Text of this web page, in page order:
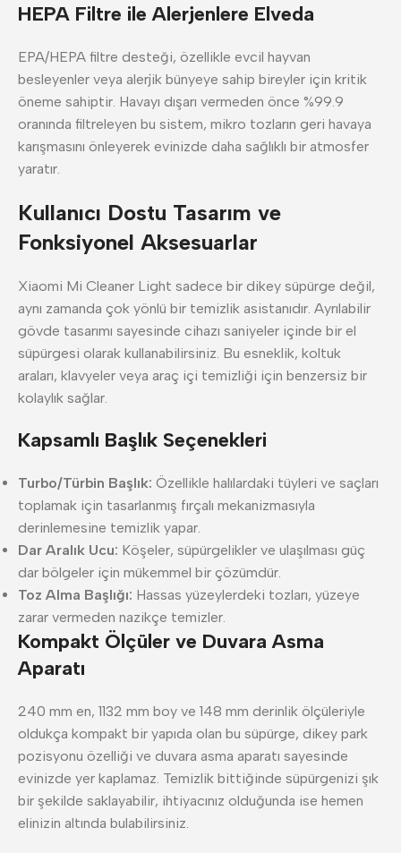
HEPA Filtre ile Alerjenlere Elveda
EPA/HEPA filtre desteği, özellikle evcil hayvan
besleyenler veya alerjik bünyeye sahip bireyler için kritik
öneme sahiptir. Havayı dışarı vermeden önce %99.9
oranında filtreleyen bu sistem, mikro tozların geri havaya
karışmasını önleyerek evinizde daha sağlıklı bir atmosfer
yaratır.
Kullanıcı Dostu Tasarım ve
Fonksiyonel Aksesuarlar
Xiaomi Mi Cleaner Light sadece bir dikey süpürge değil,
aynı zamanda çok yönlü bir temizlik asistanıdır. Ayrılabilir
gövde tasarımı sayesinde cihazı saniyeler içinde bir el
süpürgesi olarak kullanabilirsiniz. Bu esneklik, koltuk
araları, klavyeler veya araç içi temizliği için benzersiz bir
kolaylık sağlar.
Kapsamlı Başlık Seçenekleri
Turbo/Türbin Başlık: Özellikle halılardaki tüyleri ve saçları
toplamak için tasarlanmış fırçalı mekanizmasıyla
derinlemesine temizlik yapar.
Dar Aralık Ucu: Köşeler, süpürgelikler ve ulaşılması güç
dar bölgeler için mükemmel bir çözümdür.
Toz Alma Başlığı: Hassas yüzeylerdeki tozları, yüzeye
zarar vermeden nazikçe temizler.
Kompakt Ölçüler ve Duvara Asma
Aparatı
240 mm en, 1132 mm boy ve 148 mm derinlik ölçüleriyle
oldukça kompakt bir yapıda olan bu süpürge, dikey park
pozisyonu özelliği ve duvara asma aparatı sayesinde
evinizde yer kaplamaz. Temizlik bittiğinde süpürgenizi şık
bir şekilde saklayabilir, ihtiyacınız olduğunda ise hemen
elinizin altında bulabilirsiniz.